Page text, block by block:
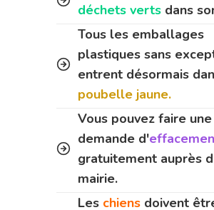
déchets verts dans
Tous les emballages
plastiques sans
entrent désormais
poubelle jaune.
Vous pouvez faire une
demande d'
gratuitement auprès
mairie.
Les chiens doivent